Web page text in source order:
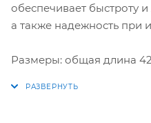
обеспечивает быстроту
а также надежность при
Размеры: общая длина